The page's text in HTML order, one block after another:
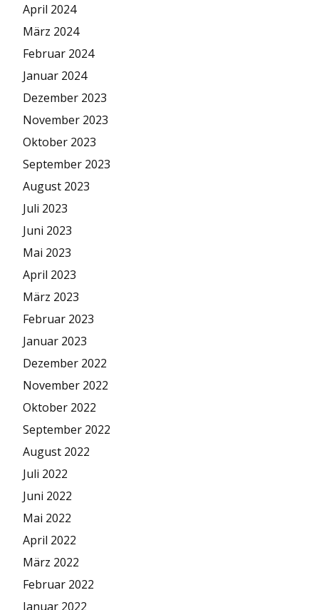
April 2024
März 2024
Februar 2024
Januar 2024
Dezember 2023
November 2023
Oktober 2023
September 2023
August 2023
Juli 2023
Juni 2023
Mai 2023
April 2023
März 2023
Februar 2023
Januar 2023
Dezember 2022
November 2022
Oktober 2022
September 2022
August 2022
Juli 2022
Juni 2022
Mai 2022
April 2022
März 2022
Februar 2022
Januar 2022